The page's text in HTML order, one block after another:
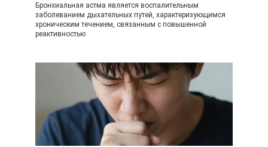
Бронхиальная астма является воспалительным
заболеванием дыхательных путей, характеризующимся
хроническим течением, связанным с повышенной
реактивностью